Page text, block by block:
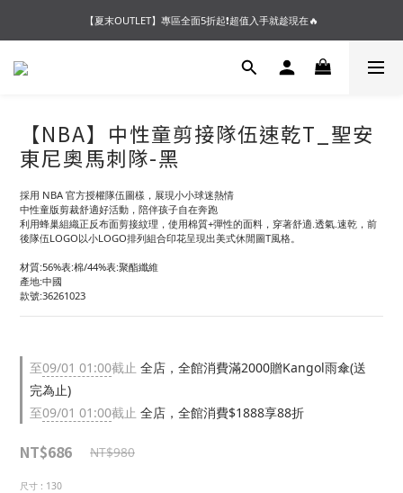
【夏末OUTLET】專區全面5折起❗超值入手就趁現在🔥
【夏末OUTLET】專區全面5折起❗超值入手就趁現在🔥
【爸氣登場】火熱開跑🔥 炫父好禮帶回家❗
【夏末OUTLET】專區全面5折起❗超值入手就趁現在🔥
【NBA】中性童剪接隊伍速乾T_聖安
東尼奧馬刺隊-黑
採用 NBA 官方授權隊伍圖樣，展現小小球迷熱情
中性童版剪裁舒適好活動，陪伴孩子自在奔跑
利用蜂巢組織正反布面剪接紋理，使用棉質+彈性的面料，穿著舒適.透氣.速乾，前
後隊伍LOGO以小LOGO排列組合印花呈現出美式休閒圖T風格。
材質:56%表:棉/44%表:聚酯纖維
產地:中國
款號:36261023
至09/01 01:00截止 全店，全館消費滿2000贈Kangol雨傘(送
完為止)
至09/01 01:00截止 全店，全館消費$1888享88折
NT$686 NT$980
尺寸 : 130